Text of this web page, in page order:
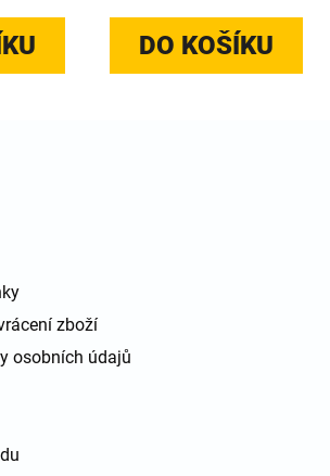
DO KOŠÍKU
zboží
osobních údajů